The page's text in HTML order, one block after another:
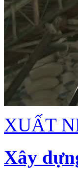
XUẤT
Xây